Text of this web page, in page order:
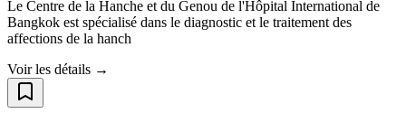
Le Centre de la Hanche et du Genou de l'Hôpital International de
Bangkok est spécialisé dans le diagnostic et le traitement des
affections de la hanch
Voir les détails →